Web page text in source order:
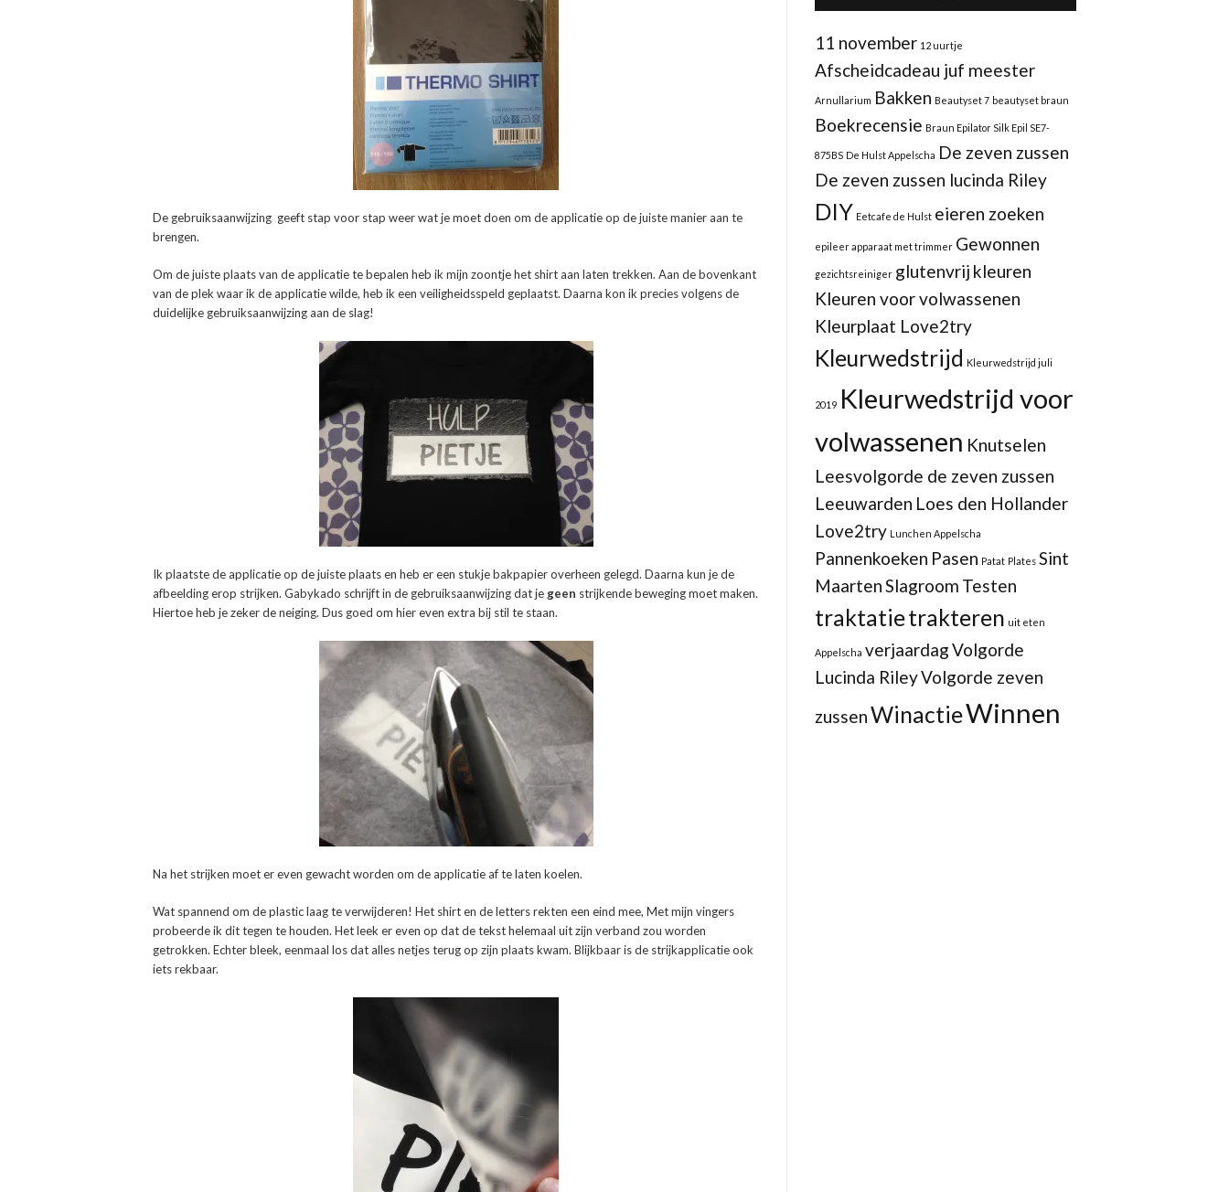
De gebruiksaanwijzing geeft stap voor stap weer wat je moet doen om de applicatie op de juiste manier aan te
brengen.
Om de juiste plaats van de applicatie te bepalen heb ik mijn zoontje het shirt aan laten trekken. Aan de bovenkant
van de plek waar ik de applicatie wilde, heb ik een veiligheidsspeld geplaatst. Daarna kon ik precies volgens de
duidelijke gebruiksaanwijzing aan de slag!
Ik plaatste de applicatie op de juiste plaats en heb er een stukje bakpapier overheen gelegd. Daarna kun je de
afbeelding erop strijken. Gabykado schrijft in de gebruiksaanwijzing dat je geen strijkende beweging moet maken.
Hiertoe heb je zeker de neiging. Dus goed om hier even extra bij stil te staan.
Na het strijken moet er even gewacht worden om de applicatie af te laten koelen.
Wat spannend om de plastic laag te verwijderen! Het shirt en de letters rekten een eind mee, Met mijn vingers
probeerde ik dit tegen te houden. Het leek er even op dat de tekst helemaal uit zijn verband zou worden
getrokken. Echter bleek, eenmaal los dat alles netjes terug op zijn plaats kwam. Blijkbaar is de strijkapplicatie ook
iets rekbaar.
11 november 12 uurtje
Afscheidcadeau juf meester
Arnullarium Bakken Beautyset 7 beautyset braun
Boekrecensie Braun Epilator Silk Epil SE7-
875BS De Hulst Appelscha De zeven zussen
De zeven zussen lucinda Riley
DIY Eetcafe de Hulst eieren zoeken
epileer apparaat met trimmer Gewonnen
gezichtsreiniger glutenvrij kleuren
Kleuren voor volwassenen
Kleurplaat Love2try
Kleurwedstrijd Kleurwedstrijd juli
2019 Kleurwedstrijd voor
volwassenen Knutselen
Leesvolgorde de zeven zussen
Leeuwarden Loes den Hollander
Love2try Lunchen Appelscha
Pannenkoeken Pasen Patat Plates Sint
MaartenSlagroom Testen
traktatietrakteren uit eten
Appelscha verjaardagVolgorde
Lucinda RileyVolgorde zeven
zussenWinactieWinnen